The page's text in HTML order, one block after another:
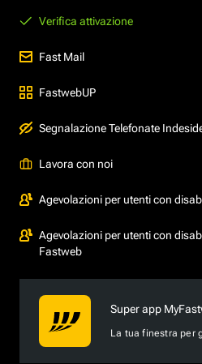
Verifica attivazione
Fast Mail
FastwebUP
Segnalazione Telefonate
Lavora con noi
Agevolazioni per utenti con
Agevolazioni per utenti con
Fastweb
Super app
La tua finestra per